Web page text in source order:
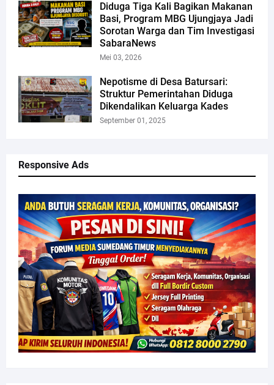
Diduga Tiga Kali Bagikan Makanan
Basi, Program MBG Ujungjaya Jadi
Sorotan Warga dan Tim Investigasi
SabaraNews
Mei 03, 2026
Nepotisme di Desa Batursari:
Struktur Pemerintahan Diduga
Dikendalikan Keluarga Kades
September 01, 2025
Responsive Ads